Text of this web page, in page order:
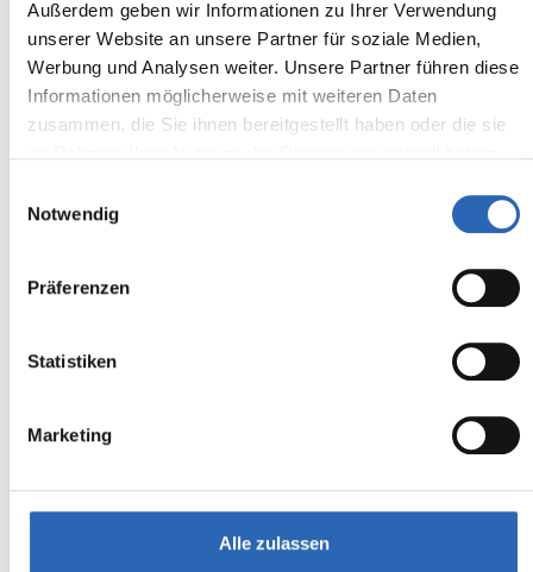
Außerdem geben wir Informationen zu Ihrer Verwendung
unserer Website an unsere Partner für soziale Medien,
Werbung und Analysen weiter. Unsere Partner führen diese
Informationen möglicherweise mit weiteren Daten
zusammen, die Sie ihnen bereitgestellt haben oder die sie
Notwendig
Präferenzen
Statistiken
Marketing
Alle zulassen
Erstzulassung
Euro 6
Kraftstoffverbrauch kombiniert:
2